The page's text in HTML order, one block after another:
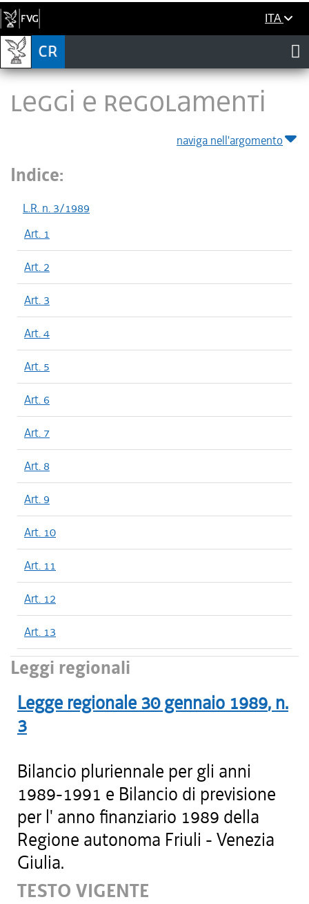
ITA
LEGGI E REGOLAMENTI
naviga nell'argomento
Indice:
L.R. n. 3/1989
Art. 1
Art. 2
Art. 3
Art. 4
Art. 5
Art. 6
Art. 7
Art. 8
Art. 9
Art. 10
Art. 11
Art. 12
Art. 13
Leggi regionali
Legge regionale 30 gennaio 1989, n.
3
Bilancio pluriennale per gli anni
1989-1991 e Bilancio di previsione
per l' anno finanziario 1989 della
Regione autonoma Friuli - Venezia
Giulia.
TESTO VIGENTE